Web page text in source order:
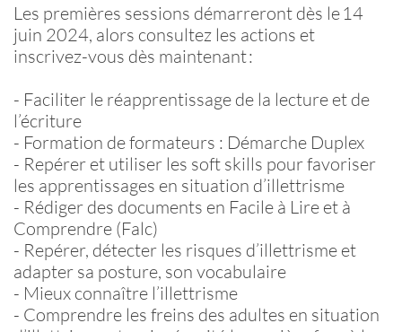
Les premières sessions démarreront dès le 14
juin 2024, alors consultez les actions et
inscrivez-vous dès maintenant :
- Faciliter le réapprentissage de la lecture et de
l’écriture
- Formation de formateurs : Démarche Duplex
- Repérer et utiliser les soft skills pour favoriser
les apprentissages en situation d’illettrisme
- Rédiger des documents en Facile à Lire et à
Comprendre (Falc)
- Repérer, détecter les risques d’illettrisme et
adapter sa posture, son vocabulaire
- Mieux connaître l’illettrisme
- Comprendre les freins des adultes en situation